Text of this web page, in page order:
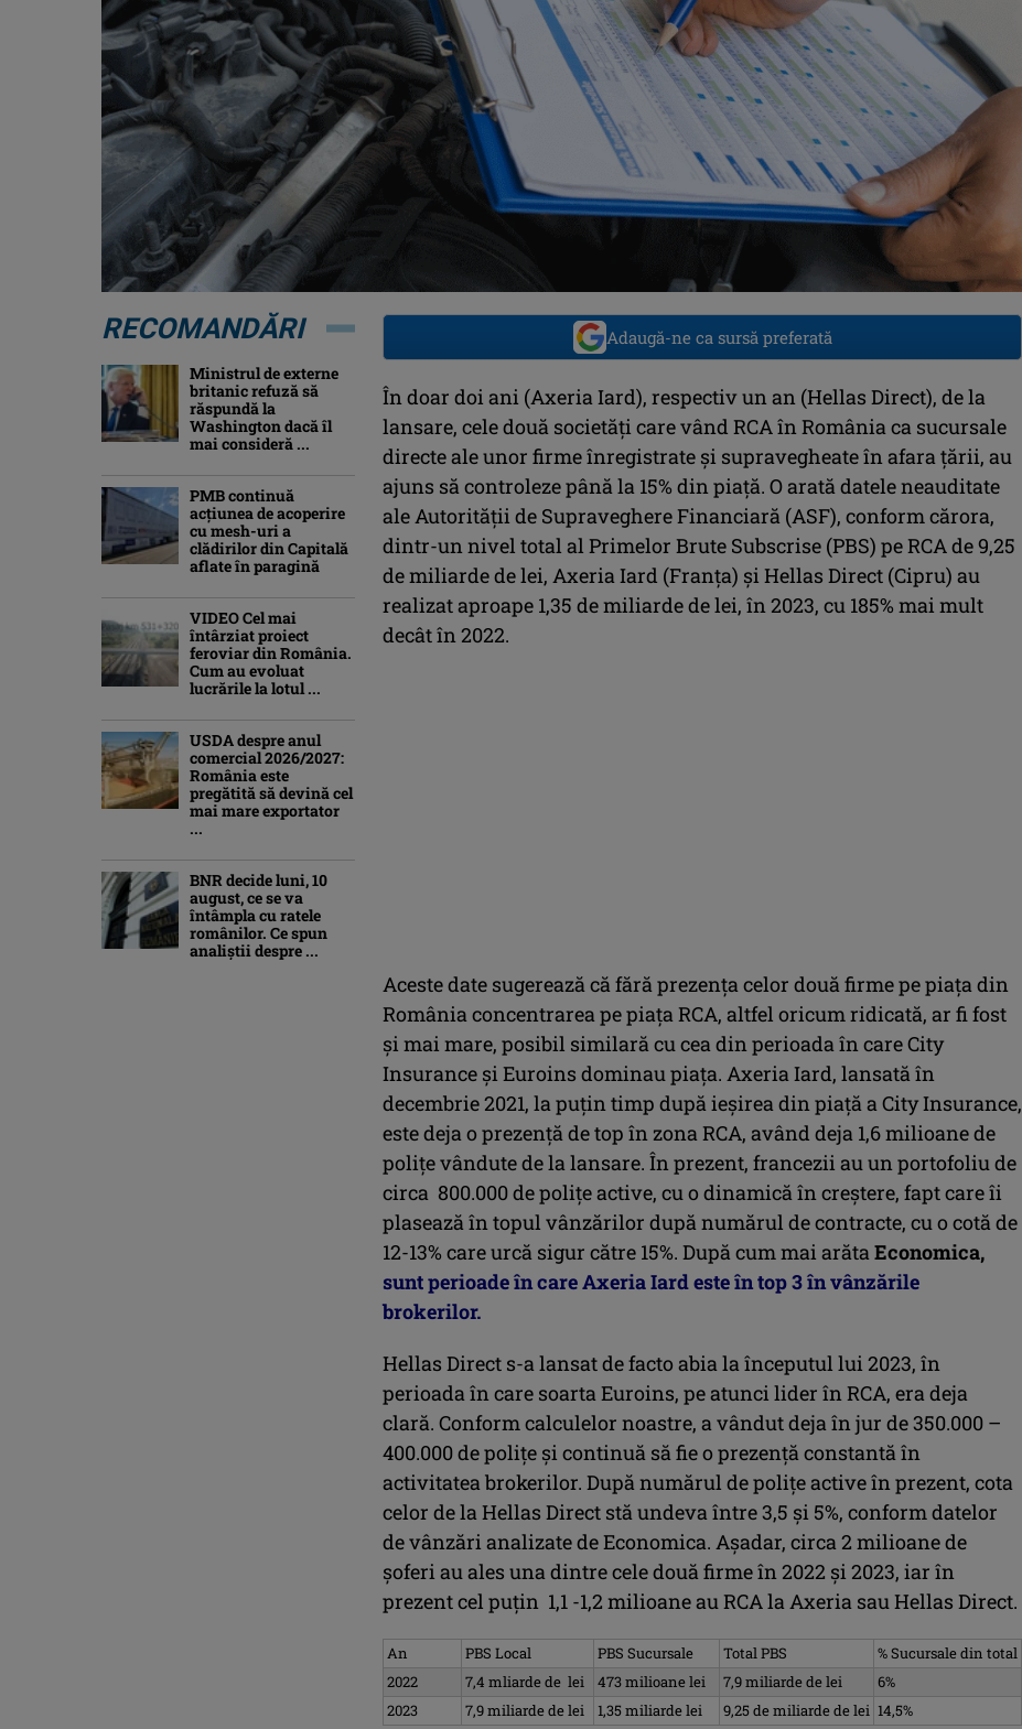
Adaugă-ne ca sursă preferată
În doar doi ani (Axeria Iard), respectiv un an (Hellas Direct), de la
lansare, cele două societăți care vând RCA în România ca sucursale
directe ale unor firme înregistrate și supravegheate în afara țării, au
ajuns să controleze până la 15% din piață. O arată datele neauditate
ale Autorității de Supraveghere Financiară (ASF), conform cărora,
dintr-un nivel total al Primelor Brute Subscrise (PBS) pe RCA de 9,25
de miliarde de lei, Axeria Iard (Franța) și Hellas Direct (Cipru) au
realizat aproape 1,35 de miliarde de lei, în 2023, cu 185% mai mult
decât în 2022.
Aceste date sugerează că fără prezența celor două firme pe piața din
România concentrarea pe piața RCA, altfel oricum ridicată, ar fi fost
și mai mare, posibil similară cu cea din perioada în care City
Insurance și Euroins dominau piața. Axeria Iard, lansată în
decembrie 2021, la puțin timp după ieșirea din piață a City Insurance,
este deja o prezență de top în zona RCA, având deja 1,6 milioane de
polițe vândute de la lansare. În prezent, francezii au un portofoliu de
circa 800.000 de polițe active, cu o dinamică în creștere, fapt care îi
plasează în topul vânzărilor după numărul de contracte, cu o cotă de
12-13% care urcă sigur către 15%. După cum mai arăta Economica,
sunt perioade în care Axeria Iard este în top 3 în vânzările
brokerilor.
Hellas Direct s-a lansat de facto abia la începutul lui 2023, în
perioada în care soarta Euroins, pe atunci lider în RCA, era deja
clară. Conform calculelor noastre, a vândut deja în jur de 350.000 –
400.000 de polițe și continuă să fie o prezență constantă în
activitatea brokerilor. După numărul de polițe active în prezent, cota
celor de la Hellas Direct stă undeva între 3,5 și 5%, conform datelor
de vânzări analizate de Economica. Așadar, circa 2 milioane de
șoferi au ales una dintre cele două firme în 2022 și 2023, iar în
prezent cel puțin 1,1 -1,2 milioane au RCA la Axeria sau Hellas Direct.
An PBS Local PBS Sucursale Total PBS
% Sucursale din total
2022
7,4 mliarde de lei 473 milioane lei 7,9 miliarde de lei
6%
2023
7,9 miliarde de lei 1,35 miliarde lei 9,25 de miliarde de lei 14,5%
RECOMANDĂRI
Ministrul de externe
britanic refuză să
răspundă la
Washington dacă îl
mai consideră ...
PMB continuă
acțiunea de acoperire
cu mesh-uri a
clădirilor din Capitală
aflate în paragină
VIDEO Cel mai
întârziat proiect
feroviar din România.
Cum au evoluat
lucrările la lotul ...
USDA despre anul
comercial 2026/2027:
România este
pregătită să devină cel
mai mare exportator
...
BNR decide luni, 10
august, ce se va
întâmpla cu ratele
românilor. Ce spun
analiștii despre ...